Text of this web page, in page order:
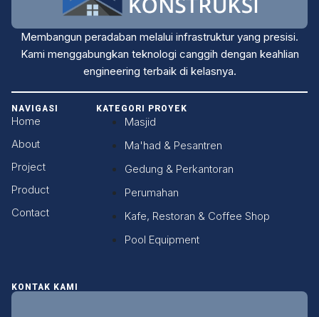
Membangun peradaban melalui infrastruktur yang presisi.
Kami menggabungkan teknologi canggih dengan keahlian
engineering terbaik di kelasnya.
NAVIGASI
Home
About
Project
Product
Contact
KATEGORI PROYEK
Masjid
Ma'had & Pesantren
Gedung & Perkantoran
Perumahan
Kafe, Restoran & Coffee Shop
Pool Equipment
KONTAK KAMI